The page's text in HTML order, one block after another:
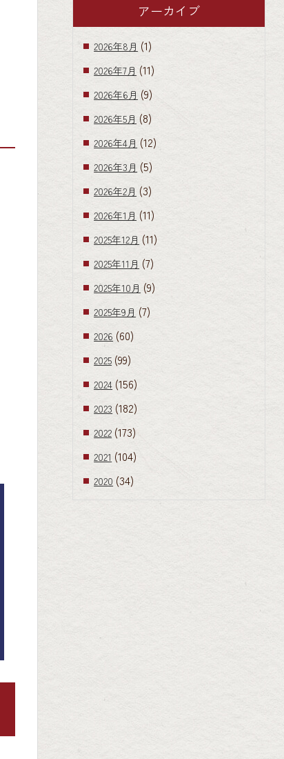
アーカイブ
2026年8月 (1)
2026年7月 (11)
2026年6月 (9)
2026年5月 (8)
2026年4月 (12)
2026年3月 (5)
2026年2月 (3)
2026年1月 (11)
2025年12月 (11)
2025年11月 (7)
2025年10月 (9)
2025年9月 (7)
2026 (60)
2025 (99)
2024 (156)
2023 (182)
2022 (173)
2021 (104)
2020 (34)